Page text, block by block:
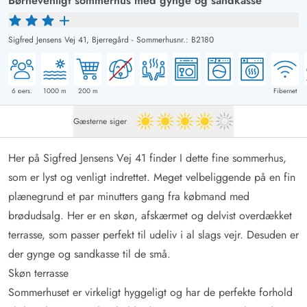
Sigfred Jensens Vej 41, Bjerregård - Sommerhusnr.: B2180
6 pers. 1000 m 200m Fibernet
Gæsterne siger 4 ud af 5
Her på Sigfred Jensens Vej 41 finder I dette fine sommerhus,
som er lyst og venligt indrettet. Meget velbeliggende på en fin
plænegrund et par minutters gang fra købmand med
brødudsalg. Her er en skøn, afskærmet og delvist overdækket
terrasse, som passer perfekt til udeliv i al slags vejr. Desuden er
der gynge og sandkasse til de små.
Skøn terrasse
Sommerhuset er virkeligt hyggeligt og har de perfekte forhold